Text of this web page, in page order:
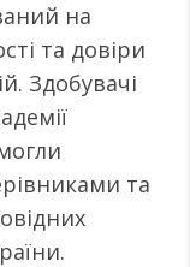
на
та довіри
Здобувачі
та